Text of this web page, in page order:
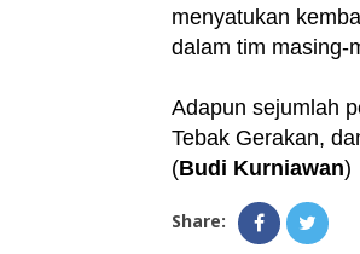
menyatukan
dalam tim masing-
Adapun sejumlah
Tebak Gerakan,
(Budi Kurniawan)
Share: